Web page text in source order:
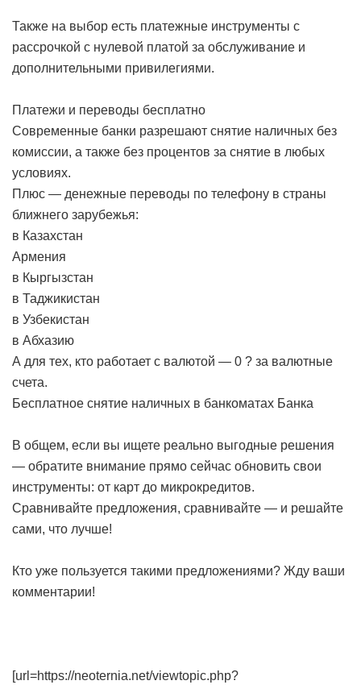
Также на выбор есть платежные инструменты с
рассрочкой с нулевой платой за обслуживание и
дополнительными привилегиями.
Платежи и переводы бесплатно
Современные банки разрешают снятие наличных без
комиссии, а также без процентов за снятие в любых
условиях.
Плюс — денежные переводы по телефону в страны
ближнего зарубежья:
в Казахстан
Армения
в Кыргызстан
в Таджикистан
в Узбекистан
в Абхазию
А для тех, кто работает с валютой — 0 ? за валютные
счета.
Бесплатное снятие наличных в банкоматах Банка
В общем, если вы ищете реально выгодные решения
— обратите внимание прямо сейчас обновить свои
инструменты: от карт до микрокредитов.
Сравнивайте предложения, сравнивайте — и решайте
сами, что лучше!
Кто уже пользуется такими предложениями? Жду ваши
комментарии!
[url=https://neoternia.net/viewtopic.php?